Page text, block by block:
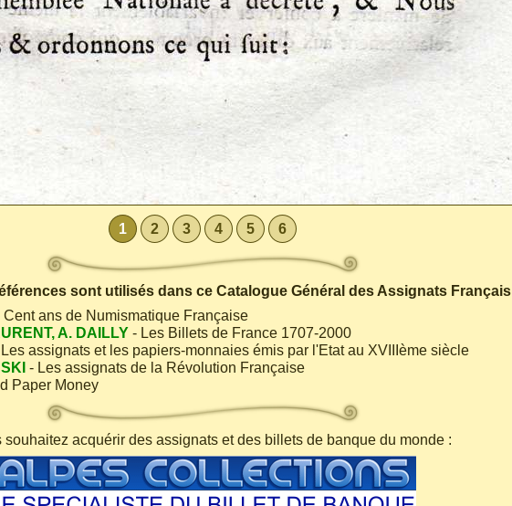
1 2 3 4 5 6
sont utilisés dans ce Catalogue Général des Assignats Français
Cent ans de Numismatique Française
A. DAILLY - Les Billets de France 1707-2000
assignats et les papiers-monnaies émis par l'Etat au XVIIIème siècle
- Les assignats de la Révolution Française
Paper Money
souhaitez acquérir des assignats et des billets de banque du monde :